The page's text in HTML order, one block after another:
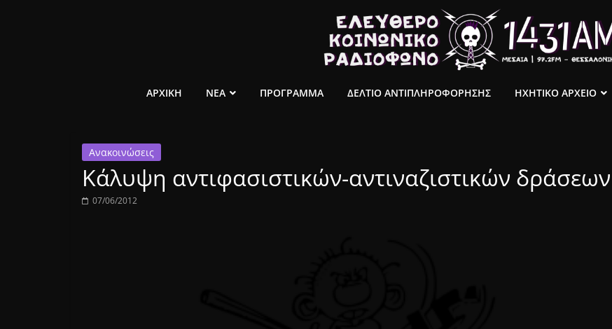
ελεύθερο
ραδιόφωνο
1431AM
ΑΡΧΙΚΗ ΝΕΑ ΠΡΟΓΡΑΜΜΑ ΔΕΛΤΙΟ ΑΝΤΙΠΛΗΡΟΦΟΡΗΣΗΣ ΗΧΗΤΙΚΟ ΑΡΧΕΙΟ
Ανακοινώσεις
Κάλυψη αντιφασιστικών-αντιναζιστικών δράσεων
07/06/2012